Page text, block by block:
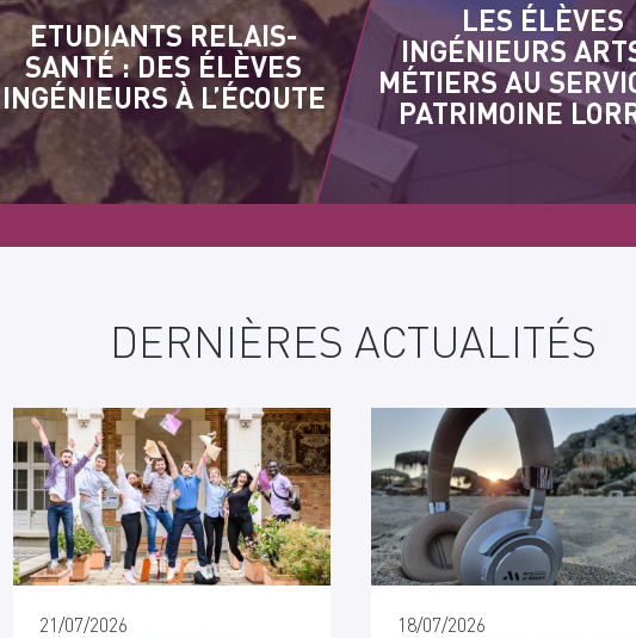
ETUDIANTS RELAIS-
SANTÉ : DES ÉLÈVES
INGÉNIEURS À L’ÉCOUTE
LES ÉLÈVES
INGÉNIEURS
MÉTIERS AU
PATRIMOINE
DERNIÈRES ACTUALITÉS
21/07/2026 18/07/2026